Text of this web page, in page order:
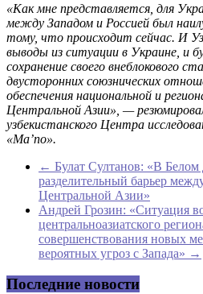
«Как мне представляется, для
между Западом и Россией был
тому, что происходит сейчас. И
выводы из ситуации в Украине, и
сохранение своего внеблокового
двусторонних союзнических
обеспечения национальной и
Центральной Азии», —
узбекистанского Центра
«Ma’no».
← Булат Султанов: «В Белом
разделительный барьер
Центральной Азии»
Андрей Грозин: «Ситуация
центральноазиатского
совершенствования новых
вероятных угроз с Запада» →
Последние новости